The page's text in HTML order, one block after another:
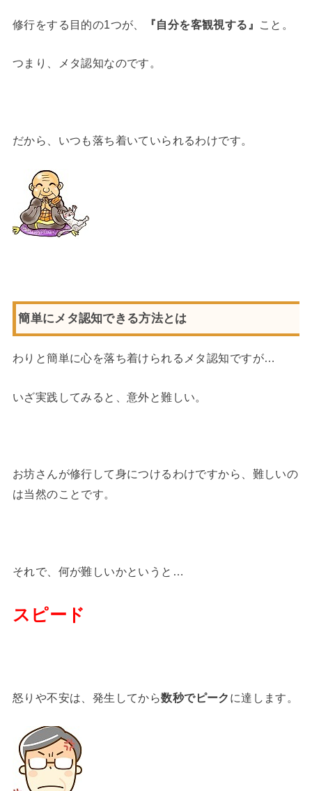
修行をする目的の1つが、 『自分を客観視する』 こと。
つまり、メタ認知なのです。
だから、いつも落ち着いていられるわけです。
簡単にメタ認知できる方法とは
わりと簡単に心を落ち着けられるメタ認知ですが…
いざ実践してみると、意外と難しい。
お坊さんが修行して身につけるわけですから、難しいの
は当然のことです。
それで、何が難しいかというと…
スピード
怒りや不安は、発生してから数秒でピーク に達します。